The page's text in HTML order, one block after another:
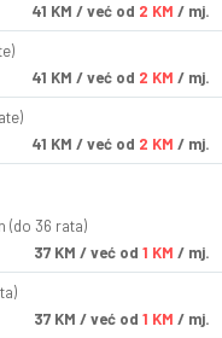
41 KM / već od 2 KM / mj.
41 KM / već od 2 KM / mj.
41 KM / već od 2 KM / mj.
(do 36 rata)
37 KM / već od 1 KM / mj.
37 KM / već od 1 KM / mj.